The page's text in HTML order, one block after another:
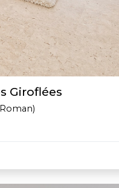
Giroflées